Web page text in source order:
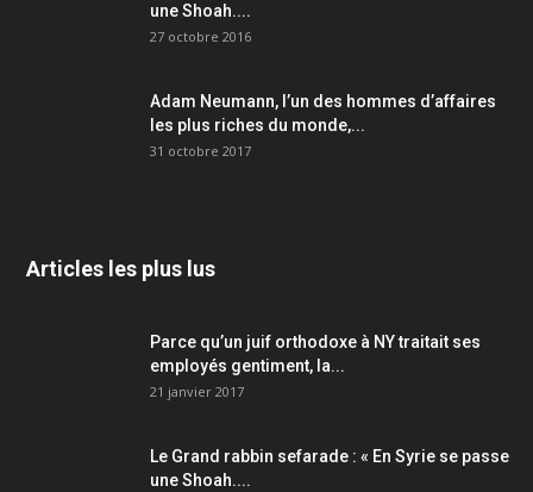
une Shoah....
27 octobre 2016
Adam Neumann, l’un des hommes d’affaires
les plus riches du monde,...
31 octobre 2017
Articles les plus lus
Parce qu’un juif orthodoxe à NY traitait ses
employés gentiment, la...
21 janvier 2017
Le Grand rabbin sefarade : « En Syrie se passe
une Shoah....